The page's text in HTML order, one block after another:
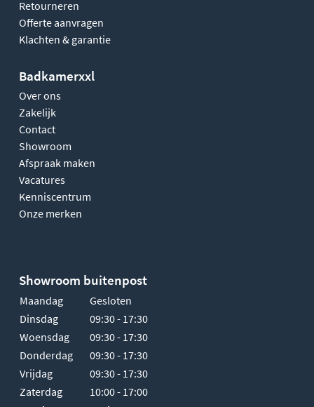
Retourneren
Offerte aanvragen
Klachten & garantie
Badkamerxxl
Over ons
Zakelijk
Contact
Showroom
Afspraak maken
Vacatures
Kenniscentrum
Onze merken
Showroom buitenpost
Maandag
Gesloten
Dinsdag
09:30 - 17:30
Woensdag
09:30 - 17:30
Donderdag
09:30 - 17:30
Vrijdag
09:30 - 17:30
Zaterdag
10:00 - 17:00